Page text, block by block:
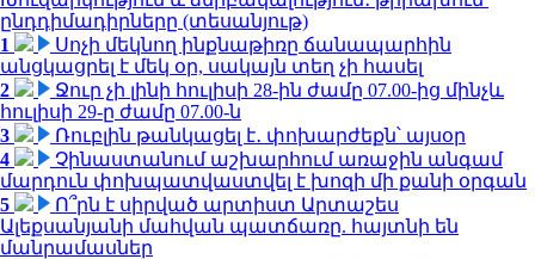
ընդդիմադիրները (տեսանյութ)
1
Սոչի մեկնող ինքնաթիռը ճանապարհին
անցկացրել է մեկ օր, սակայն տեղ չի հասել
2
Ջուր չի լինի հուլիսի 28-ին ժամը 07.00-ից մինչև
հուլիսի 29-ը ժամը 07.00-ն
3
Ռուբլին թանկացել է․ փոխարժեքն՝ այսօր
4
Չինաստանում աշխարհում առաջին անգամ
մարդուն փոխպատվաստվել է խոզի մի քանի օրգան
5
Ո՞րն է սիրված արտիստ Արտաշես
Ալեքսանյանի մահվան պատճառը. հայտնի են
մանրամասներ